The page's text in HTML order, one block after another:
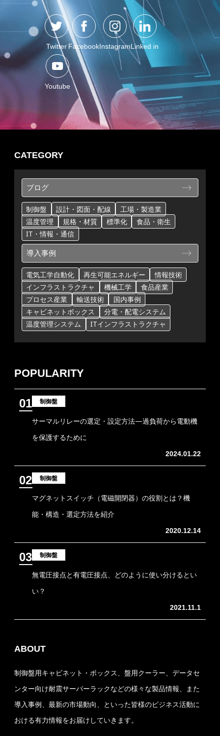
Twitter FacebookInstagramLinked in
Youtube
CATEGORY
ブログ
制御盤 設計・図面・配線
工場・製造業
温度管理
規格・材質 標準化
食品・衛生
IT・情報・通信
導入事例
電気工学自動化 再生可能エネルギー
情報技術
インフラストラクチャ
機械工学
食品産業
プロセス産業
輸送技術
国内事例
キャビネットボックス
分電・配電システム
温度管理システム
ITインフラストラクチャ
POPULARITY
01 制御盤
サーマルリレーの選定・設定方法―過負荷から電動機
を保護するために
2024.01.22
02 制御盤
マグネットスイッチ（電磁開閉器）の役割とは？機
能・構造・選定方法を紹介
2020.12.14
03 制御盤
無電圧接点と有電圧接点、どのように使い分けるとい
い？
2021.11.1
ABOUT
制御盤用キャビネット・ボックス、盤用クーラー、データセ
ンター向け耐震サーバーラックなどの様々な製品情報、また
導入事例、最新の市場動向、といった皆様のビジネス活動に
おける有力情報をお届けしていきます。